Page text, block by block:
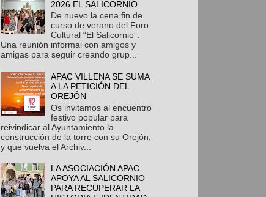
2026 EL SALICORNIO
De nuevo la cena fin de
curso de verano del Foro
Cultural “El Salicornio”.
Una reunión informal con amigos y
amigas para seguir creando grup...
APAC VILLENA SE SUMA
A LA PETICIÓN DEL
OREJÓN
Os invitamos al encuentro
festivo popular para
reivindicar al Ayuntamiento la
construcción de la torre con su Orejón,
y que vuelva el Archiv...
LA ASOCIACIÓN APAC
APOYA AL SALICORNIO
PARA RECUPERAR LA